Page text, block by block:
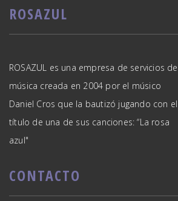
ROSAZUL
ROSAZUL es una empresa de servicios de
música creada en 2004 por el músico
Daniel Cros que la bautizó jugando con el
título de una de sus canciones: “La rosa
azul"
CONTACTO